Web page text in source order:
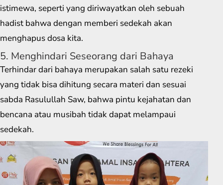
istimewa, seperti yang diriwayatkan oleh sebuah
hadist bahwa dengan memberi sedekah akan
menghapus dosa kita.
5. Menghindari Seseorang dari Bahaya
Terhindar dari bahaya merupakan salah satu rezeki
yang tidak bisa dihitung secara materi dan sesuai
sabda Rasulullah Saw, bahwa pintu kejahatan dan
bencana atau musibah tidak dapat melampaui
sedekah.